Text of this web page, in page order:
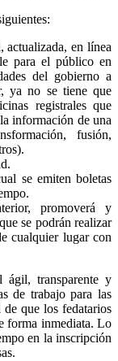
actualizada, en línea
para el público en
del gobierno a
ya no se tiene que
registrales que
información de una
fusión,
se emiten boletas
promoverá y
se podrán realizar
cualquier lugar con
ágil, transparente y
de trabajo para las
que los fedatarios
forma inmediata. Lo
en la inscripción